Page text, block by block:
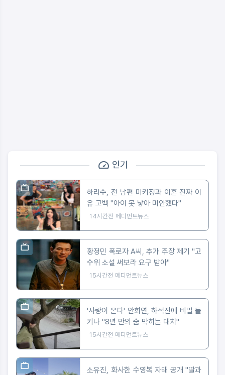
인기
하리수, 전 남편 미키정과 이혼 진짜 이
유 고백 "아이 못 낳아 미안했다"
14시간전 메디먼트뉴스
황정민 폭로자 A씨, 추가 주장 제기 "고
수위 소설 써보라 요구 받아"
15시간전 메디먼트뉴스
'사랑이 온다' 안희연, 하석진에 비밀 들
키나 "8년 만의 숨 막히는 대치"
15시간전 메디먼트뉴스
소유진, 화사한 수영복 자태 공개 "딸과